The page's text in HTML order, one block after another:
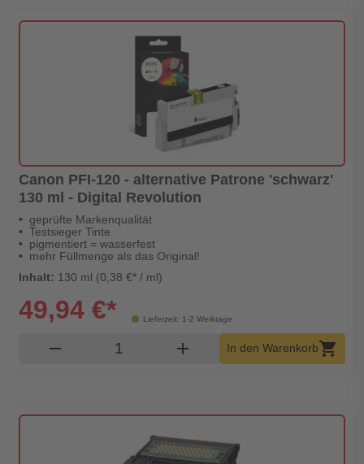
Canon PFI-120 - alternative Patrone 'schwarz'
130 ml - Digital Revolution
geprüfte Markenqualität
Testsieger Tinte
pigmentiert = wasserfest
mehr Füllmenge als das Original!
Inhalt: 130 ml (0,38 €* / ml)
Lieferzeit: 1-2 Werktage
49,94 €*
remove Produkt Warenkorb Menge
add In den Warenkorbshopping_cart